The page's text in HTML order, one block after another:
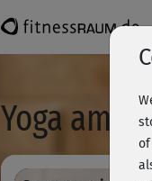
Yoga am